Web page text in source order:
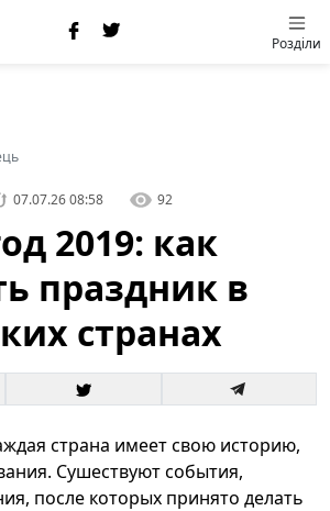
Розділи
07.07.26 08:58 92
2019: как
праздник в
странах
страна имеет свою историю,
Сушествуют события,
после которых принято делать